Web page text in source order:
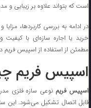
است که بتواند علاوه بر زیبایی و
در ادامه به بررسی کاربردها، مزایا و
خرید یا اجاره سازه‌ای با کیفیت
مطمئن از استفاده از اسپیس فریم
اسپیس فریم
اسپیس فریمنوعی سازه فلزی
قابل اتصال تشکیل می‌شود. این